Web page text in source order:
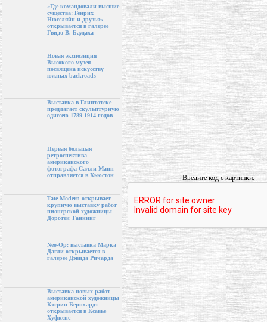
«Где командовали высшие
существа: Генрих
Нюссляйн и друзья»
открывается в галерее
Гвидо В. Баудаха
Новая экспозиция
Высокого музея
посвящена искусству
южных backroads
Выставка в Глиптотеке
предлагает скульптурную
одиссею 1789-1914 годов
Первая большая
ретроспектива
американского
фотографа Салли Манн
отправляется в Хьюстон
Tate Modern открывает
крупную выставку работ
пионерской художницы
Доротеи Таннинг
Neo-Op: выставка Марка
Дагли открывается в
галерее Дэвида Ричарда
Выставка новых работ
американской художницы
Кэтрин Бернхардт
открывается в Ксавье
Хуфкенс
Введите код с картинки: